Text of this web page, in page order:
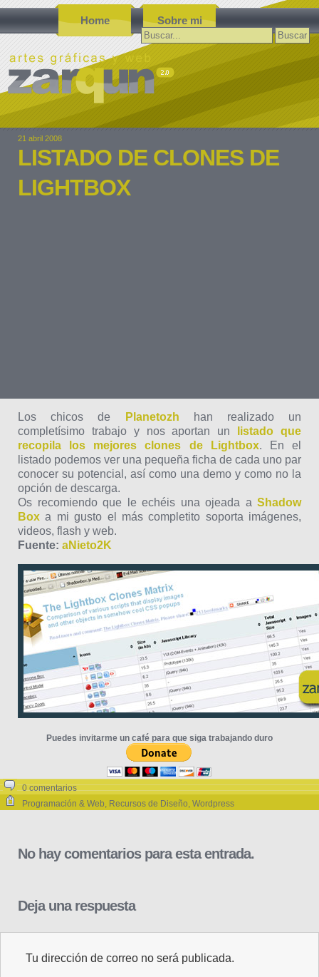
Home Sobre mi
Buscar:
21 abril 2008
LISTADO DE CLONES DE
LIGHTBOX
Los chicos de Planetozh han realizado un
completísimo trabajo y nos aportan un
listado que
recopila los mejores clones de Lightbox. En el
listado podemos ver una pequeña ficha de cada uno par
conocer su potencial, así como una demo y como no la
opción de descarga.
Os recomiendo que le echéis una ojeada a Shadow
Box a mi gusto el más completito soporta imágenes,
videos, flash y web.
Fuente: aNieto2K
Puedes invitarme un café para que siga trabajando duro
0 comentarios
Programación & Web, Recursos de Diseño, Wordpress
No hay comentarios para esta entrada.
Deja una respuesta
Tu dirección de correo no será publicada.